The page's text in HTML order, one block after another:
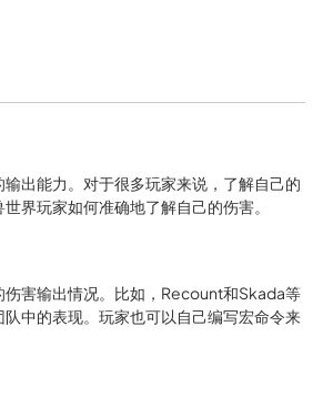
出能力。对于很多玩家来说，了解自己的
界玩家如何准确地了解自己的伤害。
伤害输出情况。比如，Recount和Skada等
中的表现。玩家也可以自己编写宏命令来